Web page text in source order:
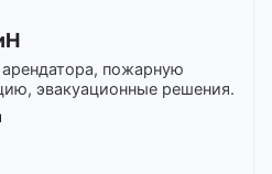
пожарную
эвакуационные решения.